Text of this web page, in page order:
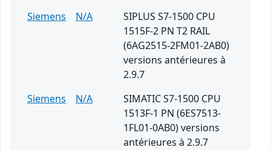
Siemens
N/A
SIPLUS S7-1500 CPU
1515F-2 PN T2 RAIL
(6AG2515-2FM01-2AB0)
versions antérieures à
2.9.7
Siemens
N/A
SIMATIC S7-1500 CPU
1513F-1 PN (6ES7513-
1FL01-0AB0) versions
antérieures à 2.9.7